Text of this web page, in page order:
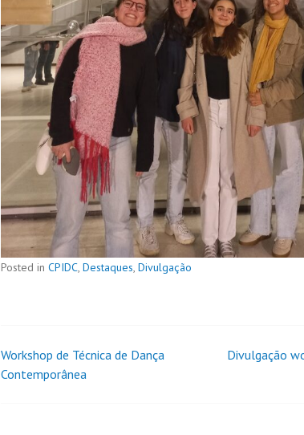
Posted in CPIDC, Destaques, Divulgação
Workshop de Técnica de Dança
Contemporânea
Divulgação